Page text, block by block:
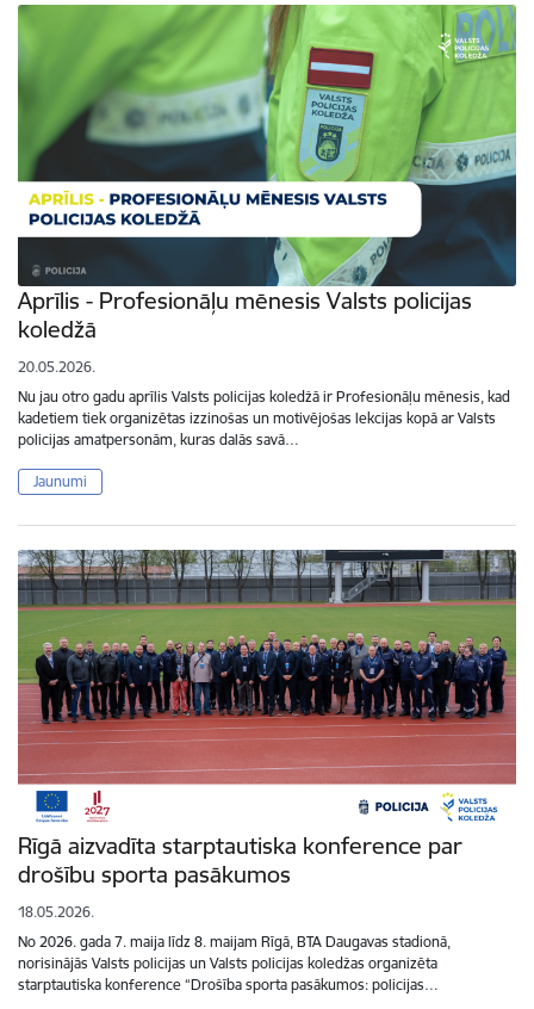
Aprīlis - Profesionāļu mēnesis Valsts policijas
koledžā
20.05.2026.
Nu jau otro gadu aprīlis Valsts policijas koledžā ir Profesionāļu mēnesis, kad
kadetiem tiek organizētas izzinošas un motivējošas lekcijas kopā ar Valsts
policijas amatpersonām, kuras dalās savā…
Jaunumi
Rīgā aizvadīta starptautiska konference par
drošību sporta pasākumos
18.05.2026.
No 2026. gada 7. maija līdz 8. maijam Rīgā, BTA Daugavas stadionā,
norisinājās Valsts policijas un Valsts policijas koledžas organizēta
starptautiska konference “Drošība sporta pasākumos: policijas…